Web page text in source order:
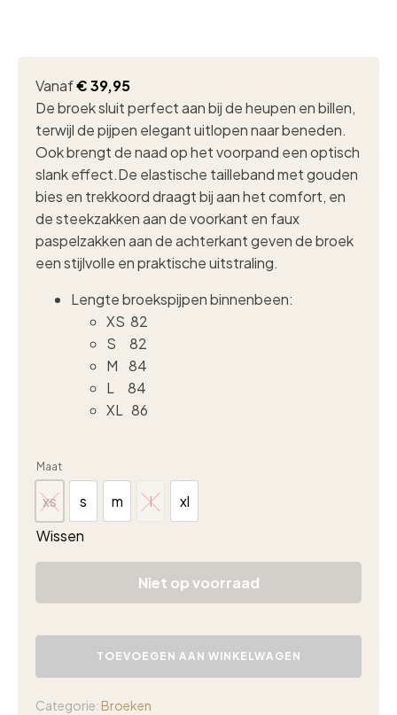
Vanaf€39,95
De broek sluit perfect aan bij de heupen en billen,
terwijl de pijpen elegant uitlopen naar beneden.
Ook brengt de naad op het voorpand een optisch
slank effect.De elastische tailleband met gouden
bies en trekkoord draagt bij aan het comfort, en
de steekzakken aan de voorkant en faux
paspelzakken aan de achterkant geven de broek
een stijlvolle en praktische uitstraling.
Lengte broekspijpen binnenbeen:
XS 82
S 82
M 84
L 84
XL 86
Maat
xs
xs
s
s
m
m
l
l
xl
xl
Wissen
Niet op voorraad
Triple
gouden
TOEVOEGEN AAN WINKELWAGEN
Categorie: Broeken